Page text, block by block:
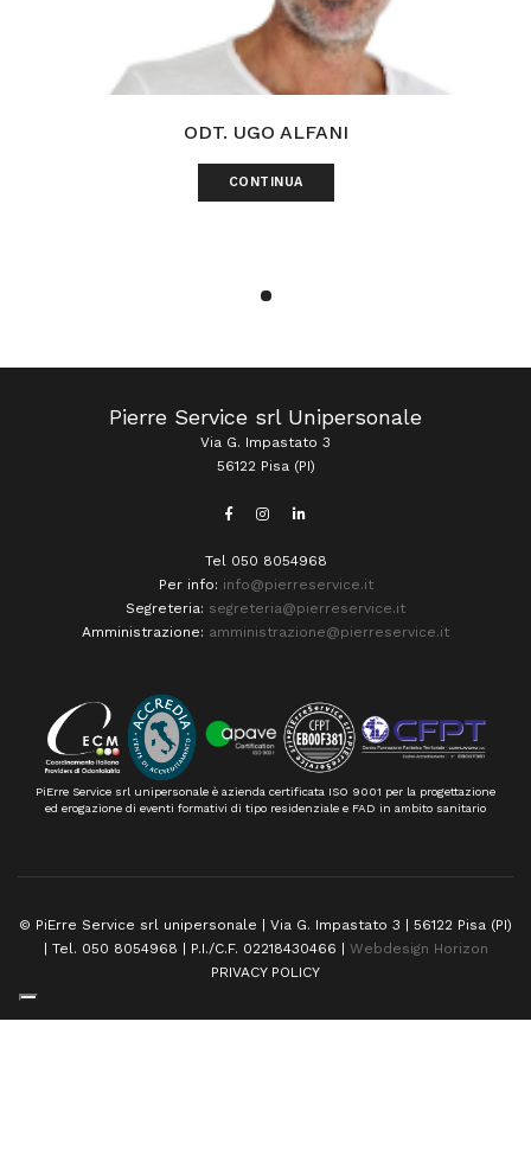
ODT. UGO ALFANI
CONTINUA
Pierre Service srl Unipersonale
Via G. Impastato 3
56122 Pisa (PI)
Tel 050 8054968
Per info: info@pierreservice.it
Segreteria: segreteria@pierreservice.it
Amministrazione: amministrazione@pierreservice.it
PiErre Service srl unipersonale è azienda certificata ISO 9001 per la progettazione
ed erogazione di eventi formativi di tipo residenziale e FAD in ambito sanitario
© PiErre Service srl unipersonale | Via G. Impastato 3 | 56122 Pisa (PI)
| Tel. 050 8054968 | P.I./C.F. 02218430466 | Webdesign Horizon
PRIVACY POLICY